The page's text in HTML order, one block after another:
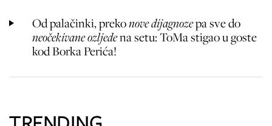
Od palačinki, prekonove dijagnozepa sve do
neočekivane ozljedena setu: ToMa stigao u goste
kod Borka Perića!